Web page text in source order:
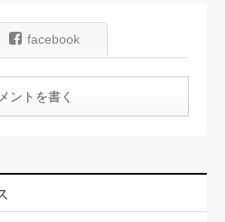
facebook
ントを書く